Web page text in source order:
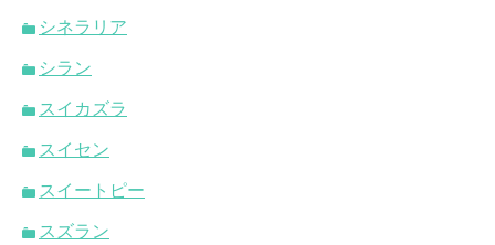
シネラリア
シラン
スイカズラ
スイセン
スイートピー
スズラン